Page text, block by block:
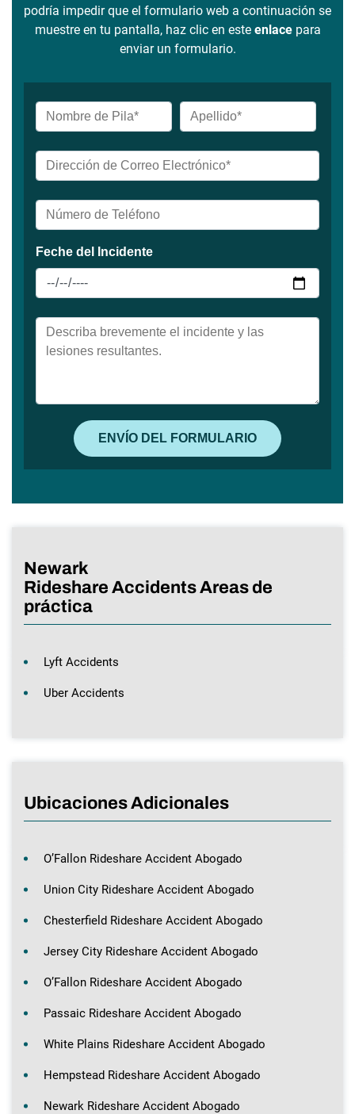
podría impedir que el formulario web a continuación se
muestre en tu pantalla, haz clic en este enlacepara
enviar un formulario.
Newark
Rideshare Accidents Areas de
práctica
Lyft Accidents
Uber Accidents
Ubicaciones Adicionales
O’Fallon Rideshare Accident Abogado
Union City Rideshare Accident Abogado
Chesterfield Rideshare Accident Abogado
Jersey City Rideshare Accident Abogado
O’Fallon Rideshare Accident Abogado
Passaic Rideshare Accident Abogado
White Plains Rideshare Accident Abogado
Hempstead Rideshare Accident Abogado
Newark Rideshare Accident Abogado